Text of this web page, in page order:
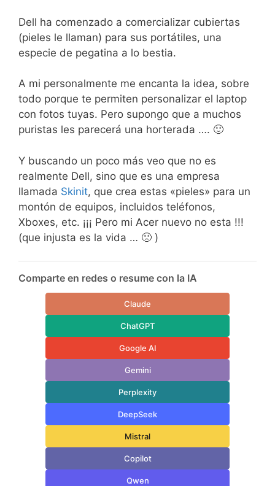
Dell ha comenzado a comercializar cubiertas
(pieles le llaman) para sus portátiles, una
especie de pegatina a lo bestia.
A mi personalmente me encanta la idea, sobre
todo porque te permiten personalizar el laptop
con fotos tuyas. Pero supongo que a muchos
puristas les parecerá una horterada …. 🙂
Y buscando un poco más veo que no es
realmente Dell, sino que es una empresa
llamada Skinit, que crea estas «pieles» para un
montón de equipos, incluidos teléfonos,
Xboxes, etc. ¡¡¡ Pero mi Acer nuevo no esta !!!
(que injusta es la vida … 🙁 )
Comparte en redes o resume con la IA
Claude
ChatGPT
Google AI
Gemini
Perplexity
DeepSeek
Mistral
Copilot
Qwen